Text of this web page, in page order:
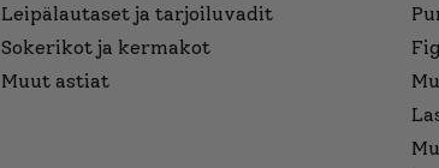
Leipälautaset ja tarjoiluvadit
Sokerikot ja kermakot
Muut astiat